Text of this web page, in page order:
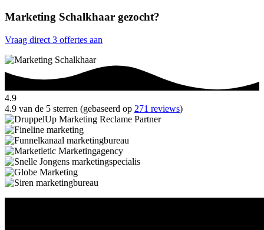
Marketing Schalkhaar gezocht?
Vraag direct 3 offertes aan
4.9
4.9 van de 5 sterren (gebaseerd op 271 reviews)